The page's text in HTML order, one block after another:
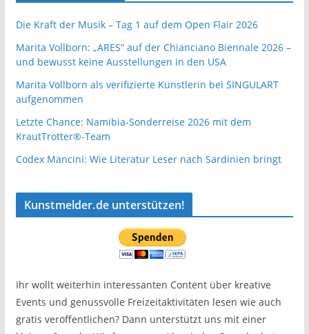
Die Kraft der Musik – Tag 1 auf dem Open Flair 2026
Marita Vollborn: „ARES“ auf der Chianciano Biennale 2026 –
und bewusst keine Ausstellungen in den USA
Marita Vollborn als verifizierte Künstlerin bei SINGULART
aufgenommen
Letzte Chance: Namibia-Sonderreise 2026 mit dem
KrautTrotter®-Team
Codex Mancini: Wie Literatur Leser nach Sardinien bringt
Kunstmelder.de unterstützen!
Ihr wollt weiterhin interessanten Content über kreative
Events und genussvolle Freizeitaktivitäten lesen wie auch
gratis veröffentlichen? Dann unterstützt uns mit einer